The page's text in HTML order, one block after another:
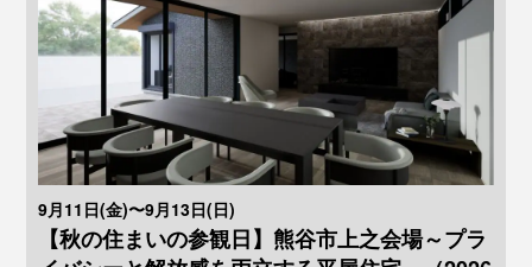
9月11日(金)〜9月13日(日)
【秋の住まいの参観日】熊谷市上之会場～プラ